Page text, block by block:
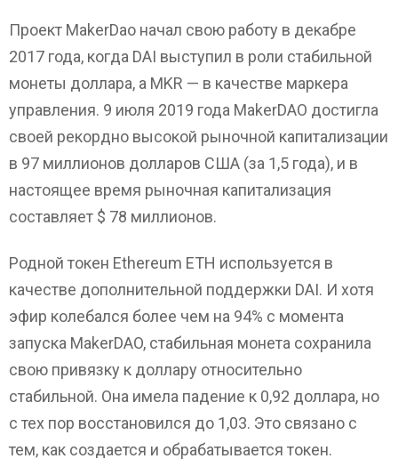
Проект MakerDao начал свою работу в декабре
2017 года, когда DAI выступил в роли стабильной
монеты доллара, а MKR — в качестве маркера
управления. 9 июля 2019 года MakerDAO достигла
своей рекордно высокой рыночной капитализации
в 97 миллионов долларов США (за 1,5 года), и в
настоящее время рыночная капитализация
составляет $ 78 миллионов.
Родной токен Ethereum ETH используется в
качестве дополнительной поддержки DAI. И хотя
эфир колебался более чем на 94% с момента
запуска MakerDAO, стабильная монета сохранила
свою привязку к доллару относительно
стабильной. Она имела падение к 0,92 доллара, но
с тех пор восстановился до 1,03. Это связано с
тем, как создается и обрабатывается токен.